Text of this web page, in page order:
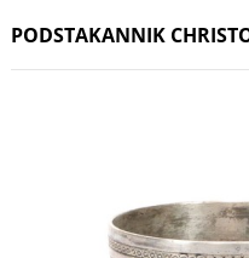
PODSTAKANNIK